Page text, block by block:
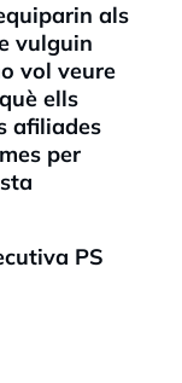
als
vulguin
vol veure
ells
afiliades
per
PS